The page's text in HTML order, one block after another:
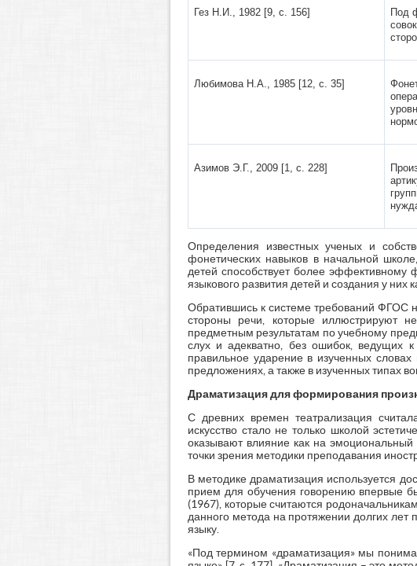
Гез Н.И., 1982 [9, с. 156]
Под
Любимова Н.А., 1985 [12, с. 35]
Азимов Э.Г., 2009 [1, с. 228]
Определения известных ученых и
фонетических навыков в начальной
детей способствует более
языкового развития детей и создания у них
Обратившись к системе требований ФГОС
стороны речи, которые иллюстрируют
предметным результатам по учебному
слух и адекватно, без ошибок, ведущих
правильное ударение в изученных
предложениях, а также в изученных типах
Драматизация для формирования
С древних времен театрализация
искусство стало не только школой
оказывают влияние как на
точки зрения методики преподавания
В методике драматизация используется
прием для обучения говорению впервые
(1967), которые считаются
данного метода на протяжении долгих лет
языку.
«Под термином «драматизация» мы